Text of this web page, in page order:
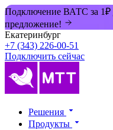
Подключение ВАТС за 1₽
предложение!
Екатеринбург
+7 (343) 226-00-51
Подключить сейчас
Решения
Продукты